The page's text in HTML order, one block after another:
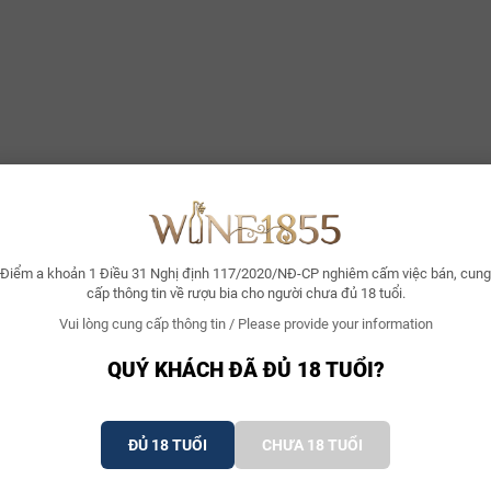
Điểm a khoản 1 Điều 31 Nghị định 117/2020/NĐ-CP nghiêm cấm việc bán, cung
cấp thông tin về rượu bia cho người chưa đủ 18 tuổi.
Vui lòng cung cấp thông tin / Please provide your information
QUÝ KHÁCH ĐÃ ĐỦ 18 TUỔI?
ĐỦ 18 TUỔI CHƯA 18 TUỔI
lý tưởng nhất. Sau khi phân loại kép (thủ công và quang học),
từ 15 đến 18 tháng trong thùng gỗ sồi Pháp (French Oak), với tỷ lệ
mới ở mức vừa phải giúp rượu giữ được bản sắc của trái cây và thổ
tĩnh, nơi rượu tự ổn định và lắng cặn tự nhiên trước khi được đóng
— Tasting Notes Chuyên Nghiệp
(Appearance)
chân rượu chảy chậm đều đặn phản ánh một dòng Ruou Vang Do
(Aroma & Bouquet)